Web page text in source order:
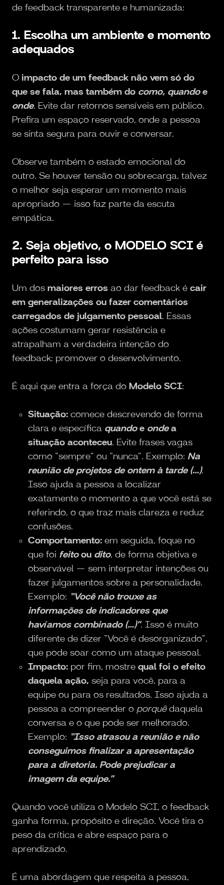
de feedback transparente e humanizada:
1. Escolha um ambiente e momento
adequados
O impacto de um feedback não vem só do
que se fala, mas também do como, quando e
onde. Evite dar retornos sensíveis em público.
Prefira um espaço reservado, onde a pessoa
se sinta segura para ouvir e conversar.
Observe também o estado emocional do
outro. Se houver tensão ou sobrecarga, talvez
o melhor seja esperar um momento mais
apropriado — isso faz parte da escuta
empática.
2. Seja objetivo, o MODELO SCI é
perfeito para isso
Um dos maiores erros ao dar feedback é cair
em generalizações ou fazer comentários
carregados de julgamento pessoal. Essas
ações costumam gerar resistência e
atrapalham a verdadeira intenção do
feedback: promover o desenvolvimento.
É aqui que entra a força do Modelo SCI:
Situação: comece descrevendo de forma
clara e específica quandoe ondea
situação aconteceu. Evite frases vagas
como “sempre” ou “nunca”. Exemplo: Na
reunião de projetos de ontem à tarde (…).
Isso ajuda a pessoa a localizar
exatamente o momento a que você está se
referindo, o que traz mais clareza e reduz
confusões.
Comportamento: em seguida, foque no
que foi feitoou dito, de forma objetiva e
observável — sem interpretar intenções ou
fazer julgamentos sobre a personalidade.
Exemplo: “Você não trouxe as
informações de indicadores que
havíamos combinado (…)”. Isso é muito
diferente de dizer “Você é desorganizado”,
que pode soar como um ataque pessoal.
Impacto: por fim, mostre qual foi o efeito
daquela ação, seja para você, para a
equipe ou para os resultados. Isso ajuda a
pessoa a compreender o porquêdaquela
conversa e o que pode ser melhorado.
Exemplo: “Isso atrasou a reunião e não
conseguimos finalizar a apresentação
para a diretoria. Pode prejudicar a
imagem da equipe.”
Quando você utiliza o Modelo SCI, o feedback
ganha forma, propósito e direção. Você tira o
peso da crítica e abre espaço para o
aprendizado.
É uma abordagem que respeita a pessoa,